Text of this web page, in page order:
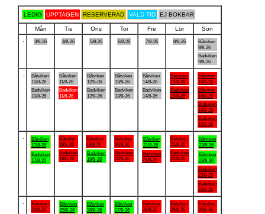
LEDIG UPPTAGEN RESERVERAD VALD TID EJ BOKBAR
Mån Tis Ons Tor Fre Lör
Sön
3/8-26 4/8-26 5/8-26 6/8-26 7/8-26 8/8-26
Båtviken
9/8-26
Badviken
9/8-26
Båtviken
10/8-26
Badviken
10/8-26
Båtviken
11/8-26
Badviken
11/8-26
Båtviken
12/8-26
Badviken
12/8-26
Båtviken
13/8-26
Badviken
13/8-26
Båtviken
14/8-26
Badviken
14/8-26
Båtviken
15/8-26
Badviken
15/8-26
Båtviken
16/8-26
Båtviken
16/8-26
Badviken
16/8-26
Badviken
16/8-26
Båtviken
17/8-26
Badviken
17/8-26
Båtviken
18/8-26
Badviken
18/8-26
Båtviken
19/8-26
Badviken
19/8-26
Båtviken
20/8-26
Badviken
20/8-26
Båtviken
21/8-26
Badviken
21/8-26
Båtviken
22/8-26
Badviken
22/8-26
Båtviken
23/8-26
Båtviken
23/8-26
Badviken
23/8-26
Badviken
23/8-26
Båtviken
24/8-26
Båtviken
25/8-26
Båtviken
26/8-26
Båtviken
27/8-26
Båtviken
28/8-26
Båtviken
29/8-26
Båtviken
30/8-26